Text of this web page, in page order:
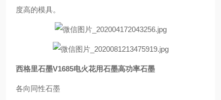
度高的模具。
西格里石墨V1685电火花用石墨高功率石墨
各向同性石墨